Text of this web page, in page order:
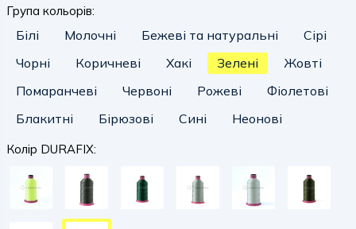
Група кольорів:
Білі Молочні Бежеві та натуральні
Сірі
Чорні
Коричневі Хакі Зелені
Жовті
Помаранчеві
Червоні Рожеві
Фіолетові
Блакитні
Бірюзові Сині Неонові
Колір DURAFIX: